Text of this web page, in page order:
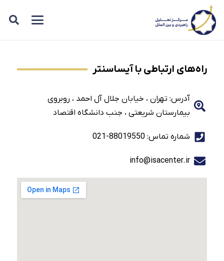
راه‌های ارتباطی با آیساسنتر
آدرس: تهران ، خیابان جلال آل احمد ، روبروی
بیمارستان شریعتی ، جنب دانشگاه اقتصاد
شماره تماس: 88019550-021
info@isacenter.ir